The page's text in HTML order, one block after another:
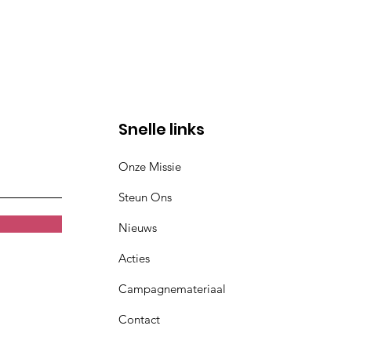
Snelle links
Onze Missie
Steun Ons
Nieuws
Acties
Campagnemateriaal
Contact